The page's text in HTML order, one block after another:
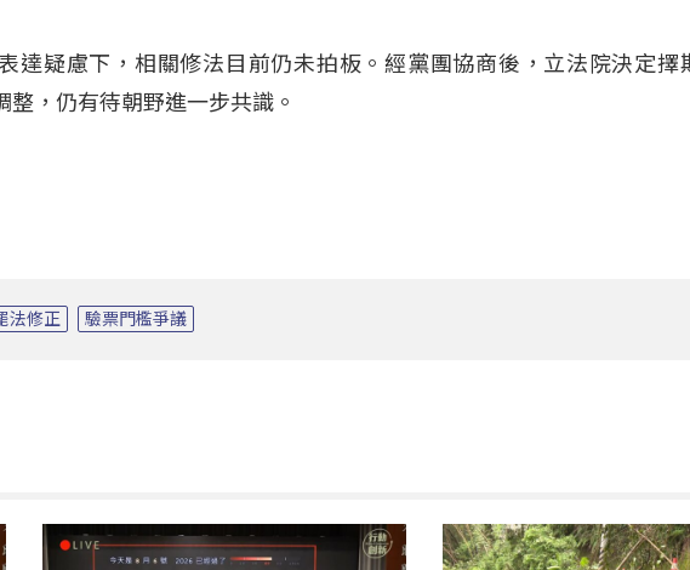
達疑慮下，相關修法目前仍未拍板。經黨團協商後，立法院決定擇
整，仍有待朝野進一步共識。
法修正 驗票門檻爭議